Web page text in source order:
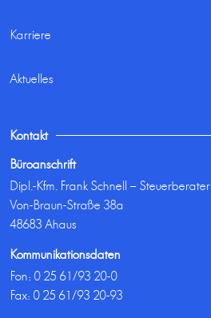
Karriere
Aktuelles
Kontakt
Büroanschrift
Dipl.-Kfm. Frank Schnell – Steuerberater
Von-Braun-Straße 38a
48683 Ahaus
Kommunikationsdaten
Fon:0 25 61/93 20-0
Fax: 0 25 61/93 20-93